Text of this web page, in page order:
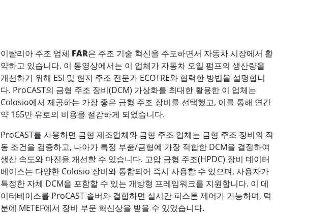
이탈리아 주조 업체 FAR은 주조 기술 혁신을 주도하면서 자동차 시장에서 활
약하고 있습니다. 이 동영상에서는 이 업체가 자동차 오일 펌프의 생산량을
개선하기 위해 ESI 및 현지 주조 전문가 ECOTRE와 협력한 방법을 설명합니
다. ProCAST의 금형 주조 장비(DCM) 가상화를 최대한 활용한 이 업체는
Colosio에서 제공하는 가장 좋은 금형 주조 장비를 선택했고, 이를 통해 연간
약 165만 유로의 비용을 절감하게 되었습니다.
ProCAST를 사용하면 금형 제조업체와 금형 주조 업체는 금형 주조 장비의 작
동 조건을 검증하고, 나아가 특정 부품/금형에 가장 적합한 DCM을 결정하여
생산 속도와 마진을 개선할 수 있습니다. 고압 금형 주조(HPDC) 장비 데이터
베이스는 다양한 Colosio 장비와 통합되어 즉시 사용할 수 있으며, 사용자가
특정한 자체 DCM을 포함할 수 있는 개방형 프레임워크를 지원합니다. 이 데
이터베이스를 ProCAST 솔버와 결합하면 실시간 피스톤 제어가 가능하며, 덕
분에 METEF에서 장비 부문 혁신상을 받을 수 있었습니다.